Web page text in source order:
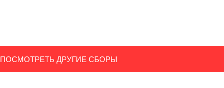
ПОСМОТРЕТЬ ДРУГИЕ СБОРЫ